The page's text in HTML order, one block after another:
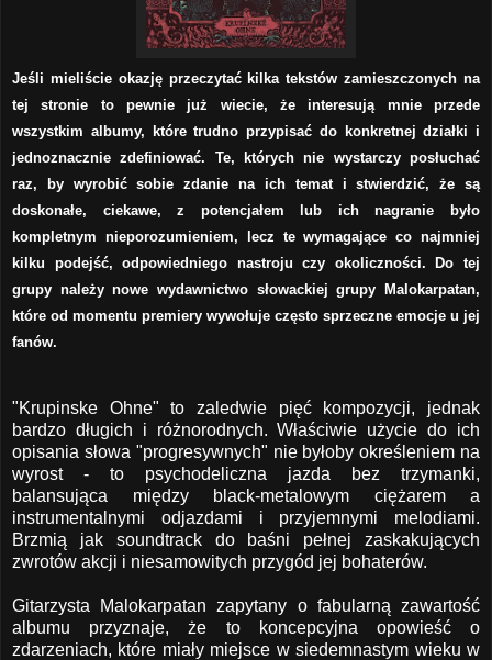
Jeśli mieliście okazję przeczytać kilka tekstów zamieszczonych na
tej stronie to pewnie już wiecie, że interesują mnie przede
wszystkim albumy, które trudno przypisać do konkretnej działki i
jednoznacznie zdefiniować. Te, których nie wystarczy posłuchać
raz, by wyrobić sobie zdanie na ich temat i stwierdzić, że są
doskonałe, ciekawe, z potencjałem lub ich nagranie było
kompletnym nieporozumieniem, lecz te wymagające co najmniej
kilku podejść, odpowiedniego nastroju czy okoliczności. Do tej
grupy należy nowe wydawnictwo słowackiej grupy Malokarpatan,
które od momentu premiery wywołuje często sprzeczne emocje u jej
fanów.
"Krupinske Ohne" to zaledwie pięć kompozycji, jednak
bardzo długich i różnorodnych. Właściwie użycie do ich
opisania słowa "progresywnych" nie byłoby określeniem na
wyrost - to psychodeliczna jazda bez trzymanki,
balansująca między black-metalowym ciężarem a
instrumentalnymi odjazdami i przyjemnymi melodiami.
Brzmią jak soundtrack do baśni pełnej zaskakujących
zwrotów akcji i niesamowitych przygód jej bohaterów.
Gitarzysta Malokarpatan zapytany o fabularną zawartość
albumu przyznaje, że to koncepcyjna opowieść o
zdarzeniach, które miały miejsce w siedemnastym wieku w